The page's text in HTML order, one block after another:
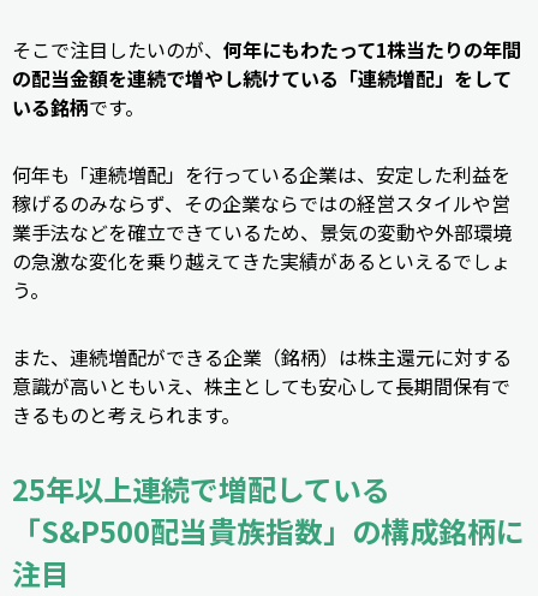
そこで注目したいのが、 何年にもわたって1株当たりの年間
の配当金額を連続で増やし続けている「連続増配」をして
いる銘柄です。
何年も「連続増配」を行っている企業は、安定した利益を
稼げるのみならず、その企業ならではの経営スタイルや営
業手法などを確立できているため、景気の変動や外部環境
の急激な変化を乗り越えてきた実績があるといえるでしょ
う。
また、連続増配ができる企業（銘柄）は株主還元に対する
意識が高いともいえ、株主としても安心して長期間保有で
きるものと考えられます。
25年以上連続で増配している
「S&P500配当貴族指数」の構成銘柄に
注目